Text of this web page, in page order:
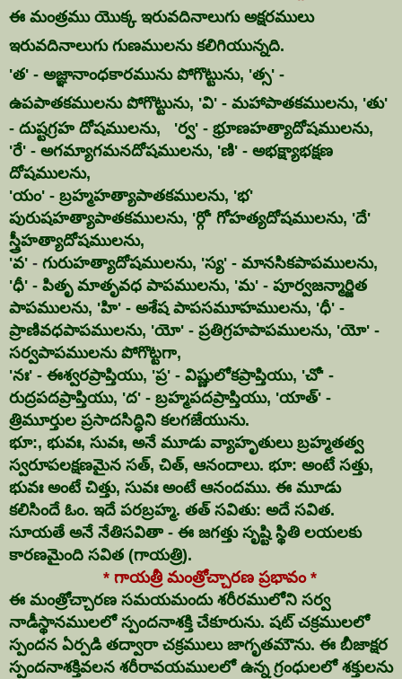
ఈ మంత్రము యొక్క ఇరువదినాలుగు అక్షరములు
ఇరువదినాలుగు గుణములను కలిగియున్నది.
'త' - అజ్ఞానాంధకారమును పోగొట్టును, 'త్స' -
ఉపపాతకములను పోగొట్టును, 'వి' - మహాపాతకములను, 'తు'
- దుష్టగ్రహ దోషములను,
'ర్వ' - భ్రూణహత్యాదోషములను,
'రే' - అగమ్యాగమనదోషములను, 'ణి' - అభక్ష్యాభక్షణ
దోషములను,
'యం' - బ్రహ్మహత్యాపాతకములను, 'భ'
పురుషహత్యాపాతకములను, 'ర్గో' గోహత్యదోషములను, 'దే'
స్త్రీహత్యాదోషములను,
'వ' - గురుహత్యాదోషములను, 'స్య' - మానసికపాపములను,
'ధీ' - పితృ మాతృవధ పాపములను, 'మ' - పూర్వజన్మార్జిత
పాపములను, 'హి' - అశేష పాపసమూహములను, 'ధీ' -
ప్రాణివధపాపములను, 'యో' - ప్రతిగ్రహపాపములను, 'యో' -
సర్వపాపములను పోగొట్టగా,
'నః' - ఈశ్వరప్రాప్తియు, 'ప్ర' - విష్ణులోకప్రాప్తియు, 'చో' -
రుద్రపదప్రాప్తియు, 'ద' - బ్రహ్మపదప్రాప్తియు, 'యాత్' -
త్రిమూర్తుల ప్రసాదసిద్ధిని కలగజేయును.
భూ:, భువః, సువః, అనే మూడు వ్యాహృతులు బ్రహ్మతత్వ
స్వరూపలక్షణమైన సత్, చిత్, ఆనందాలు. భూ: అంటే సత్తు,
భువః అంటే చిత్తు, సువః అంటే ఆనందము. ఈ మూడు
కలిసిందే ఓం. ఇదే పరబ్రహ్మ. తత్ సవితు: అదే సవిత.
సూయతే అనే నేతిసవితా - ఈ జగత్తు సృష్టి స్థితి లయలకు
కారణమైంది సవిత (గాయత్రి).
* గాయత్రీ మంత్రోచ్చారణ ప్రభావం *
ఈ మంత్రోచ్చారణ సమయమందు శరీరములోని సర్వ
నాడీస్థానములలో స్పందనాశక్తి చేకూరును. షట్ చక్రములలో
స్పందన ఏర్పడి తద్వారా చక్రములు జాగృతమౌను. ఈ బీజాక్షర
స్పందనాశక్తివలన శరీరావయములలో ఉన్న గ్రంధులలో శక్తులను